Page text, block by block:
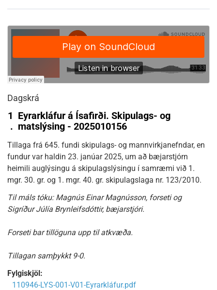
Dagskrá
1
.
Eyrarkláfur á Ísafirði. Skipulags- og
matslýsing - 2025010156
Tillaga frá 645. fundi skipulags- og mannvirkjanefndar, en
fundur var haldin 23. janúar 2025, um að bæjarstjórn
heimili auglýsingu á skipulagslýsingu í samræmi við 1.
mgr. 30. gr. og 1. mgr. 40. gr. skipulagslaga nr. 123/2010.
Til máls tóku: Magnús Einar Magnússon, forseti og
Sigríður Júlía Brynleifsdóttir, bæjarstjóri.
Forseti bar tillöguna upp til atkvæða.
Tillagan samþykkt 9-0.
Fylgiskjöl:
110946-LYS-001-V01-Eyrarkláfur.pdf